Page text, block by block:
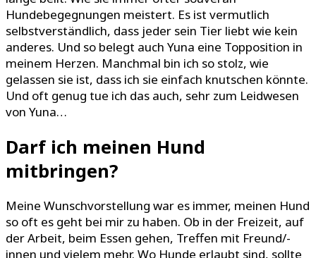
Hundebegegnungen meistert. Es ist vermutlich
selbstverständlich, dass jeder sein Tier liebt wie kein
anderes. Und so belegt auch Yuna eine Topposition in
meinem Herzen. Manchmal bin ich so stolz, wie
gelassen sie ist, dass ich sie einfach knutschen könnte.
Und oft genug tue ich das auch, sehr zum Leidwesen
von Yuna…
Darf ich meinen Hund
mitbringen?
Meine Wunschvorstellung war es immer, meinen Hund
so oft es geht bei mir zu haben. Ob in der Freizeit, auf
der Arbeit, beim Essen gehen, Treffen mit Freund/-
innen und vielem mehr. Wo Hunde erlaubt sind, sollte